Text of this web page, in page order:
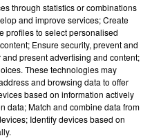
: UNE FEMME ET
ET LA...
par le feu après avoir
leur bébé de trois mois
through statistics or combinations
and improve services; Create
profiles to select personalised
Ensure security, prevent and
present advertising and content;
These technologies may
and browsing data to offer
based on information actively
data; Match and combine data from
Identify devices based on